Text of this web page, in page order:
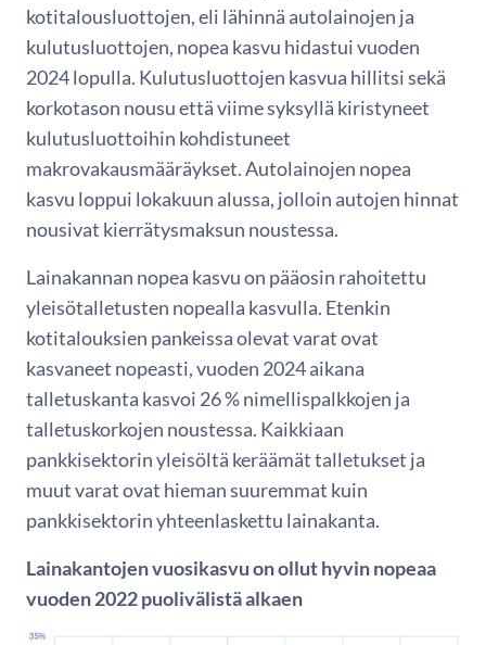
kotitalousluottojen, eli lähinnä autolainojen ja
kulutusluottojen, nopea kasvu hidastui vuoden
2024 lopulla. Kulutusluottojen kasvua hillitsi sekä
korkotason nousu että viime syksyllä kiristyneet
kulutusluottoihin kohdistuneet
makrovakausmääräykset. Autolainojen nopea
kasvu loppui lokakuun alussa, jolloin autojen hinnat
nousivat kierrätysmaksun noustessa.
Lainakannan nopea kasvu on pääosin rahoitettu
yleisötalletusten nopealla kasvulla. Etenkin
kotitalouksien pankeissa olevat varat ovat
kasvaneet nopeasti, vuoden 2024 aikana
talletuskanta kasvoi 26 % nimellispalkkojen ja
talletuskorkojen noustessa. Kaikkiaan
pankkisektorin yleisöltä keräämät talletukset ja
muut varat ovat hieman suuremmat kuin
pankkisektorin yhteenlaskettu lainakanta.
Lainakantojen vuosikasvu on ollut hyvin nopeaa
vuoden 2022 puolivälistä alkaen